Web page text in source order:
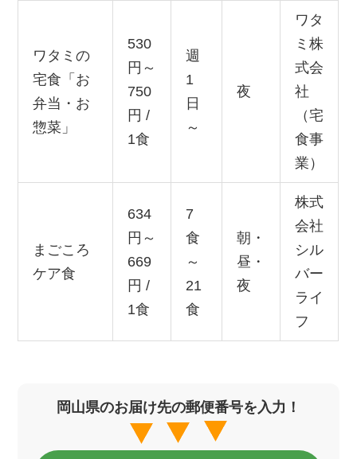
ワタミの
宅食「お
弁当・お
惣菜」
530
円～
750
円 /
1食
週
1
日
～
夜
ワタ
ミ株
式会
社
（宅
食事
業）
まごころ
ケア食
634
円～
669
円 /
1食
7
食
～
21
食
朝・
昼・
夜
株式
会社
シル
バー
ライ
フ
岡山県のお届け先の郵便番号を入力！